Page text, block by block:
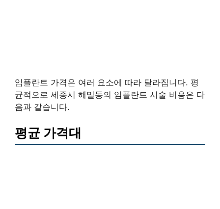
임플란트 가격은 여러 요소에 따라 달라집니다. 평
균적으로 세종시 해밀동의 임플란트 시술 비용은 다
음과 같습니다.
평균 가격대